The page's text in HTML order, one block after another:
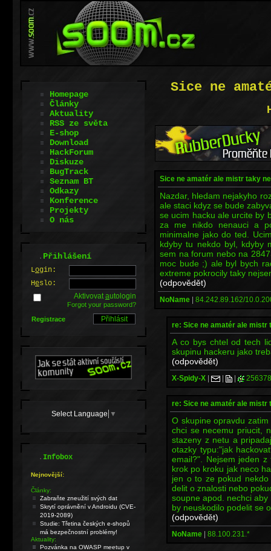
Sice ne
Sice ne amatér ale mistr taky ne
Nazdar, hledam nejakyho
ale staci kdyz se bude
se ucim hacku ale urcite by
za me nikdo nenauci a
minimalne jako do ted.
kdyby tu nekdo byl, kdyby
sem na forum nebo na
moc bude ;) ale byl bych
extreme pokrocily taky
(odpovědět)
NoName | 84.242.89.162/
re: Sice ne amatér ale mistr
A co bys chtel od tech
skupinu hackeru jako
(odpovědět)
X-Spidy-X | | |
re: Sice ne amatér ale mistr
O skupine opravdu
chci se necemu priucit,
stazeny z netu a
otazky typu:"jak
email?". Nejsem jeden
krok po kroku jak neco
jen o to ze pokud
delit o znalosti nebo
soupne apod. nechci
by neuskodilo podelit se
(odpovědět)
NoName | 88.100.231.*
Homepage
Články
Aktuality
RSS ze světa
E-shop
Download
HackForum
Diskuze
BugTrack
Seznam BT
Odkazy
Konference
Projekty
O nás
.Přihlášení
Login:
Heslo:
Aktivovatautologin
Forgot your password?
Registrace
Select Language ▼
.Infobox
Nejnovější:
Články:
Zabraňte zneužití svých dat
Skrytí oprávnění v Androidu (CVE-
2019-2089)
Studie: Třetina českých e-shopů
má bezpečnostní problémy!
Aktuality:
Pozvánka na OWASP meetup v